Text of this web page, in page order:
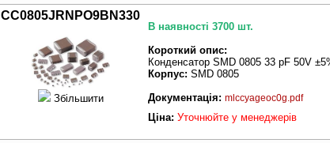
CC0805JRNPO9BN330
Збільшити
В наявності 3700 шт.
Короткий опис:
Конденсатор SMD 0805 33 pF 50V
Корпус: SMD 0805
Документація: mlccyageoc0g.pdf
Ціна: Уточнюйте у менеджерів